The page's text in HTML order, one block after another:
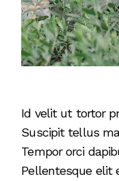
Id velit ut tortor
Suscipit tellus
Tempor orci
Pellentesque elit